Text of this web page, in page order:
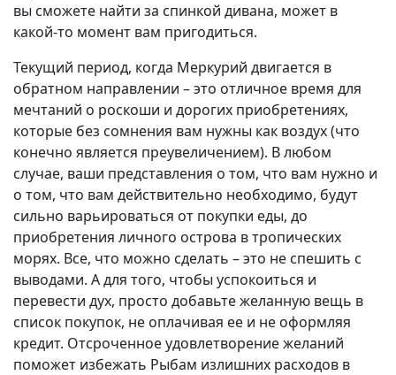
вы сможете найти за спинкой дивана, может в
какой-то момент вам пригодиться.
Текущий период, когда Меркурий двигается в
обратном направлении – это отличное время для
мечтаний о роскоши и дорогих приобретениях,
которые без сомнения вам нужны как воздух (что
конечно является преувеличением). В любом
случае, ваши представления о том, что вам нужно и
о том, что вам действительно необходимо, будут
сильно варьироваться от покупки еды, до
приобретения личного острова в тропических
морях. Все, что можно сделать – это не спешить с
выводами. А для того, чтобы успокоиться и
перевести дух, просто добавьте желанную вещь в
список покупок, не оплачивая ее и не оформляя
кредит. Отсроченное удовлетворение желаний
поможет избежать Рыбам излишних расходов в